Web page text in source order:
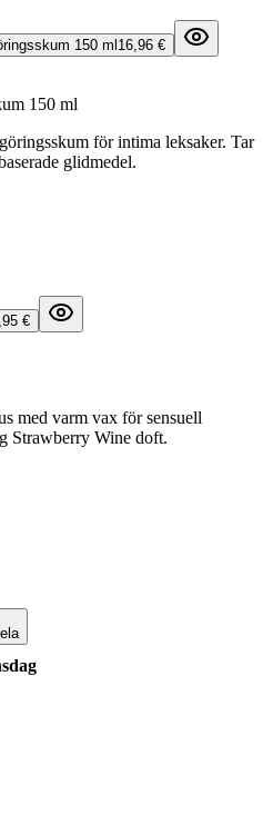
150 ml 16,96 €
150 ml
för intima leksaker. Tar
glidmedel.
€
med varm vax för sensuell
Strawberry Wine doft.